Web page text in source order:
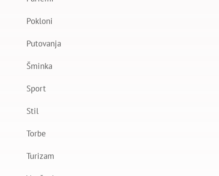
Pokloni
Putovanja
Šminka
Sport
Stil
Torbe
Turizam